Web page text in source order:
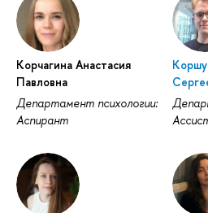
Корчагина Анастасия
Павловна
Департамент психологии:
Аспирант